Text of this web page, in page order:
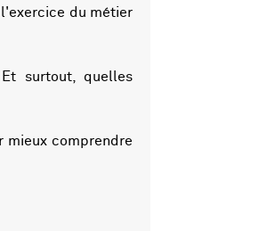
du métier
surtout, quelles
mieux comprendre